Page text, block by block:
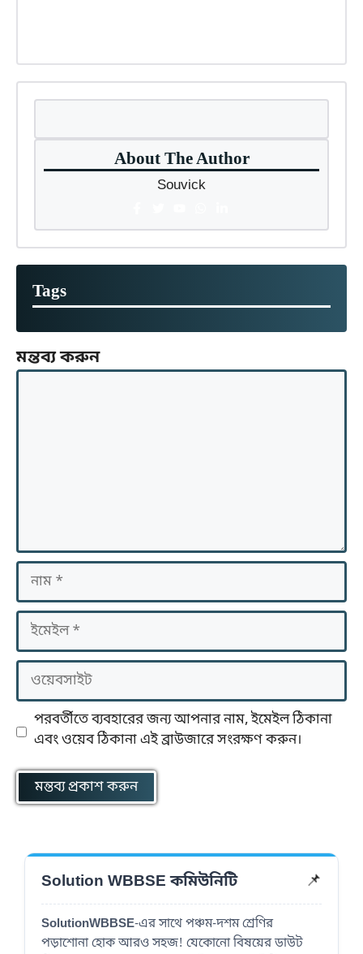
About The Author
Souvick
Tags
মন্তব্য করুন
মন্তব্য
নাম
ইমেইল
ওয়েবসাইট
পরবর্তীতে ব্যবহারের জন্য আপনার নাম, ইমেইল ঠিকানা
এবং ওয়েব ঠিকানা এই ব্রাউজারে সংরক্ষণ করুন।
Solution WBBSE কমিউনিটি 📌
SolutionWBBSE-এর সাথে পঞ্চম-দশম শ্রেণির
পড়াশোনা হোক আরও সহজ! যেকোনো বিষয়ের ডাউট